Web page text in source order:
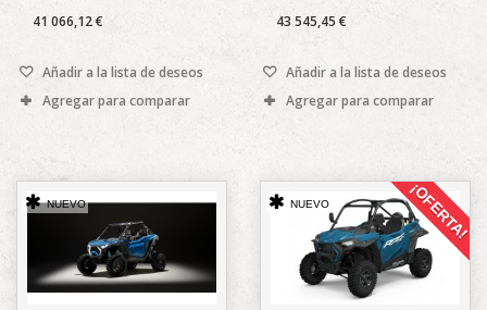
41 066,12 €
Añadir a la lista de deseos
Agregar para comparar
43 545,45 €
Añadir a la lista de deseos
Agregar para comparar
NUEVO NUEVO ¡OFERTA!